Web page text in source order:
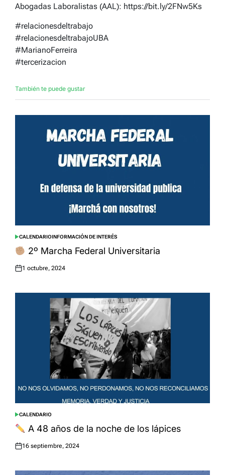
Abogadas Laboralistas (AAL): https://bit.ly/2FNw5Ks
#relacionesdeltrabajo
#relacionesdeltrabajoUBA
#MarianoFerreira
#tercerizacion
También te puede gustar
POSTED
IN
CALENDARIOINFORMACIÓN DE INTERÉS
2º Marcha Federal Universitaria
Posted
1 octubre, 2024
POSTED
IN
CALENDARIO
A 48 años de la noche de los lápices
Posted
16 septiembre, 2024